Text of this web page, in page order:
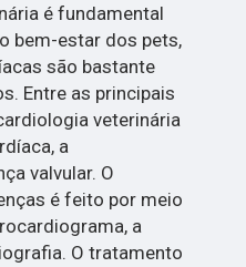
é fundamental
bem-estar dos pets,
são bastante
Entre as principais
veterinária
a
valvular. O
é feito por meio
a
O tratamento